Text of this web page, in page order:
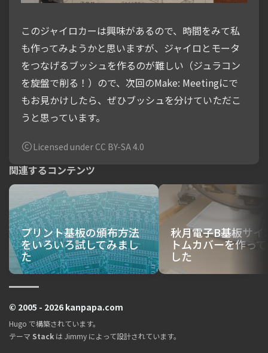
このジャイロカーは興味があるので、時間をみて私
も作ってみようかと思いますが、ジャイロとモータ
をつなげるブッシュを作るのが難しい（ジュラコン
を旋盤で削る！）ので、次回のMake: Meetingにで
もお見かけしたら、ぜひブッシュを分けていただこ
うと思っています。
Licensed under CC BY-SA 4.0
関連するコンテンツ
プリント基板の頒布方法
をいろいろ試してみまし
た
秋月電子B基板サイ
トムカバーを作っ
した
© 2005 - 2026 kanpapa.com
Hugo で構築されています。
テーマ Stack は Jimmy によって設計されています。